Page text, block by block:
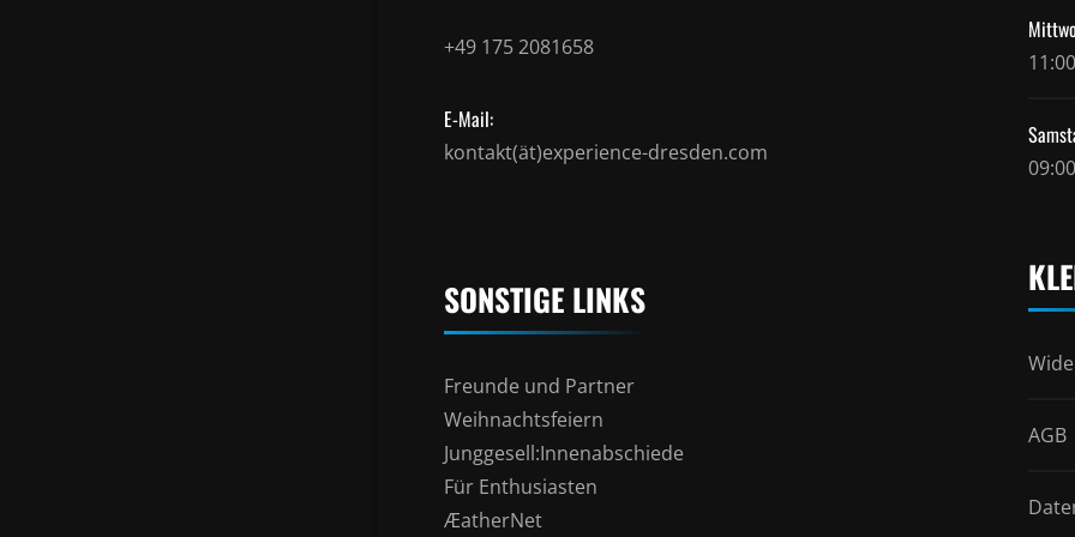
+49 175 2081658
E-Mail:
kontakt(ät)experience-dresden.com
SONSTIGE LINKS
Freunde und Partner
Weihnachtsfeiern
Junggesell:Innenabschiede
Für Enthusiasten
ÆatherNet
AGB